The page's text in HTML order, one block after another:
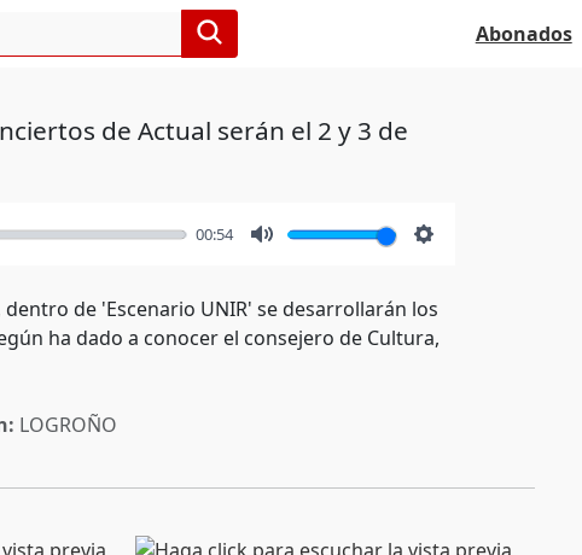
Abonados
de Actual serán el 2 y 3 de
00:54
de 'Escenario UNIR' se desarrollarán los
ha dado a conocer el consejero de Cultura,
LOGROÑO